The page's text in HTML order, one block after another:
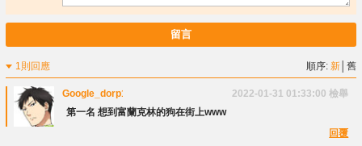
留言
1則回應 順序:新 │舊
Google_dorp1000 2022-01-31 01:33:00 檢舉
第一名 想到富蘭克林的狗在街上www
回覆